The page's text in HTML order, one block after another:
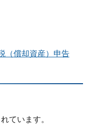
（償却資産）申告
ています。